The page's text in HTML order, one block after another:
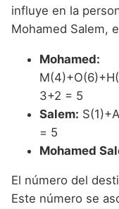
influye en la
Mohamed Salem,
Mohamed:
3+2 = 5
Salem:
= 5
Mohamed
El número del
Este número se